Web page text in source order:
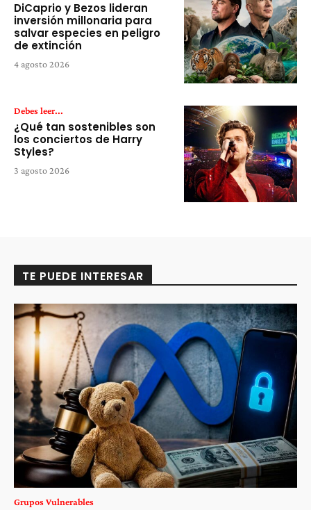
DiCaprio y Bezos lideran
inversión millonaria para
salvar especies en peligro
de extinción
4 agosto 2026
Debes leer...
¿Qué tan sostenibles son
los conciertos de Harry
Styles?
3 agosto 2026
TE PUEDE INTERESAR
Grupos Vulnerables